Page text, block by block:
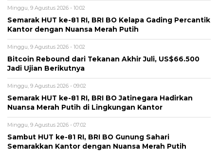
Minggu, 9 Agustus 2026 - 10:02
Semarak HUT ke-81 RI, BRI BO Kelapa Gading Percantik
Kantor dengan Nuansa Merah Putih
Minggu, 9 Agustus 2026 - 10:02
Bitcoin Rebound dari Tekanan Akhir Juli, US$66.500
Jadi Ujian Berikutnya
Minggu, 9 Agustus 2026 - 09:02
Semarak HUT ke-81 RI, BRI BO Jatinegara Hadirkan
Nuansa Merah Putih di Lingkungan Kantor
Minggu, 9 Agustus 2026 - 07:02
Sambut HUT ke-81 RI, BRI BO Gunung Sahari
Semarakkan Kantor dengan Nuansa Merah Putih